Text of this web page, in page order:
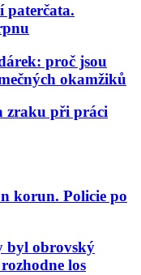
paterčata.
proč jsou
okamžiků
zraku při práci
korun. Policie po
byl obrovský
los